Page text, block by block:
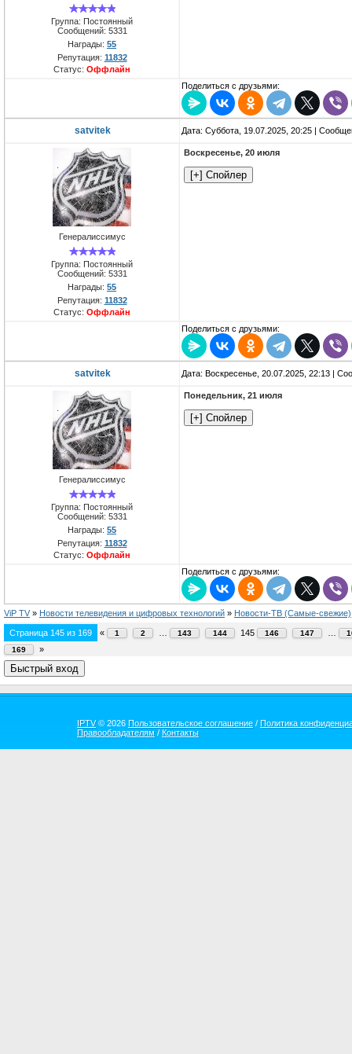
Группа: Постоянный
Сообщений: 5331
Награды: 55
Репутация: 11832
Статус: Оффлайн
Поделиться с друзьями:
satvitek Дата: Суббота, 19.07.2025, 20:25 |
Генералиссимус
Группа: Постоянный
Сообщений: 5331
Награды: 55
Репутация: 11832
Статус: Оффлайн
Воскресенье, 20 июля
Поделиться с друзьями:
satvitek Дата: Воскресенье, 20.07.2025, 22:13 |
Генералиссимус
Группа: Постоянный
Сообщений: 5331
Награды: 55
Репутация: 11832
Статус: Оффлайн
Понедельник, 21 июля
Поделиться с друзьями:
ViP TV » Новости телевидения и цифровых технологий » Новости-ТВ (Самые-свежие)
Страница 145 из 169 « 1 2 143 144 145 146 147
169
»
IPTV© 2026 Пользовательское соглашение / Политика
Правообладателям / Контакты